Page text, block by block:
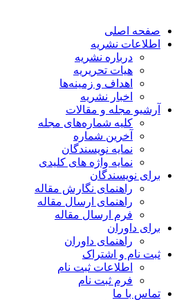
صفحه اصلی
اطلاعات نشریه
درباره نشریه
هیات تحریریه
اهداف و زمینه‌ها
اخبار نشریه
آرشیو مجله و مقالات
کلیه شماره‌های مجله
آخرین شماره
نمایه نویسندگان
نمایه واژه های کلیدی
برای نویسندگان
راهنمای نگارش مقاله
راهنمای ارسال مقاله
فرم ارسال مقاله
برای داوران
راهنمای داوران
ثبت نام و اشتراک
اطلاعات ثبت نام
فرم ثبت نام
تماس با ما